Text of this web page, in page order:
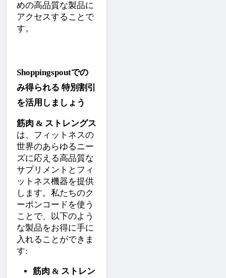
めの高品質な製品に
アクセスすることで
す。
Shoppingspoutでの
み得られる 特別割引
を活用しましょう
筋肉 & ストレングス
は、フィットネスの
世界のあらゆるニー
ズに応える高品質な
サプリメントとフィ
ットネス機器を提供
します。私たちのク
ーポンコードを使う
ことで、以下のよう
な製品をお得に手に
入れることができま
す:
筋肉 & ストレン